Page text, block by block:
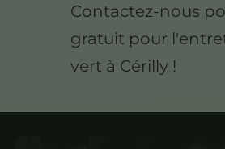
Contactez-nous
gratuit pour
vert à Cérilly !